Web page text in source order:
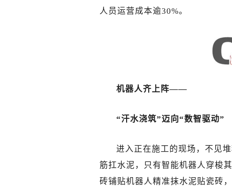
人员运营成本逾30%。
机器人齐上阵——
“汗水浇筑”迈向“数智驱动”
进入正在施工的现场，不见
筋扛水泥，只有智能机器人穿梭
砖铺贴机器人精准抹水泥贴瓷砖